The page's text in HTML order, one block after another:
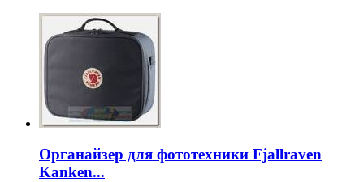
Органайзер для фототехники Fjallraven
Kanken...